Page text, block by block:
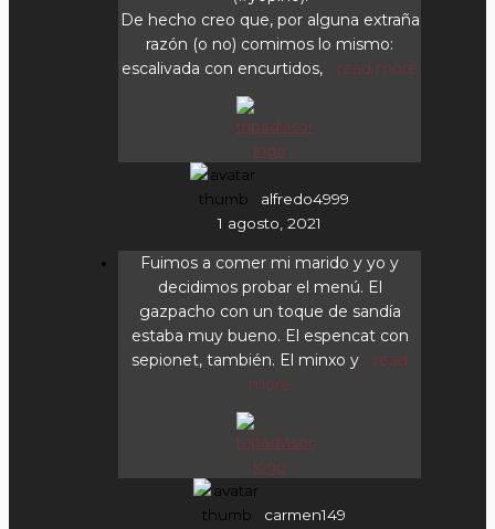
De hecho creo que, por alguna extraña
razón (o no) comimos lo mismo:
escalivada con encurtidos,... read more
alfredo4999
1 agosto, 2021
Fuimos a comer mi marido y yo y
decidimos probar el menú. El
gazpacho con un toque de sandía
estaba muy bueno. El espencat con
sepionet, también. El minxo y... read
more
carmen149